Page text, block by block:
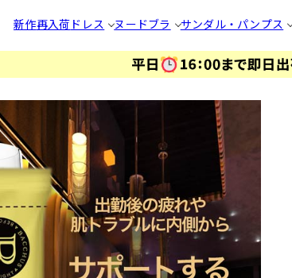
新作再入荷 ドレス ヌードブラ サンダル・パンプス